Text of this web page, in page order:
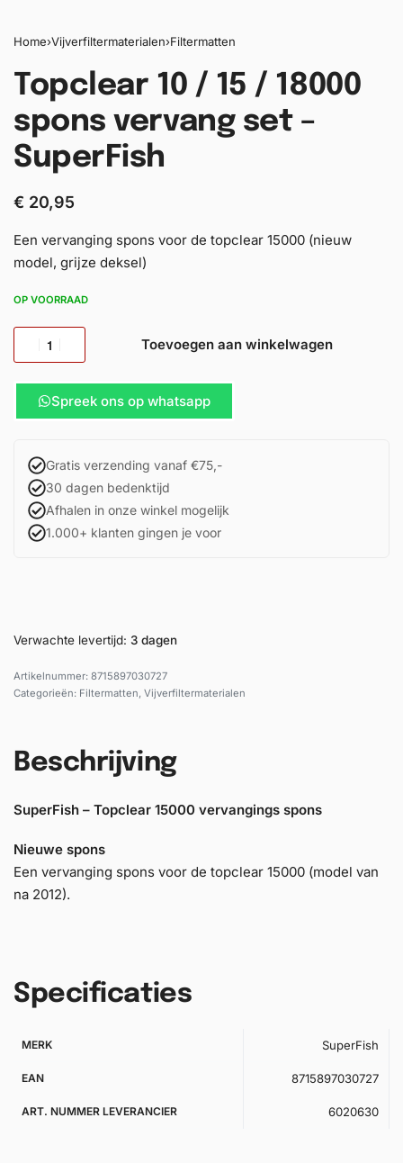
Home›Vijverfiltermaterialen›Filtermatten
Topclear 10 / 15 / 18000
spons vervang set –
SuperFish
€ 20,95
Een vervanging spons voor de topclear 15000 (nieuw
model, grijze deksel)
OP VOORRAAD
Toevoegen aan winkelwagen
Spreek ons op whatsapp
Gratis verzending vanaf €75,-
30 dagen bedenktijd
Afhalen in onze winkel mogelijk
1.000+ klanten gingen je voor
Verwachte levertijd: 3 dagen
8715897030727
Categorieën: Filtermatten, Vijverfiltermaterialen
Beschrijving
SuperFish – Topclear 15000 vervangings spons
Nieuwe spons
Een vervanging spons voor de topclear 15000 (model van
na 2012).
Specificaties
MERK SuperFish
EAN 8715897030727
ART. NUMMER LEVERANCIER 6020630